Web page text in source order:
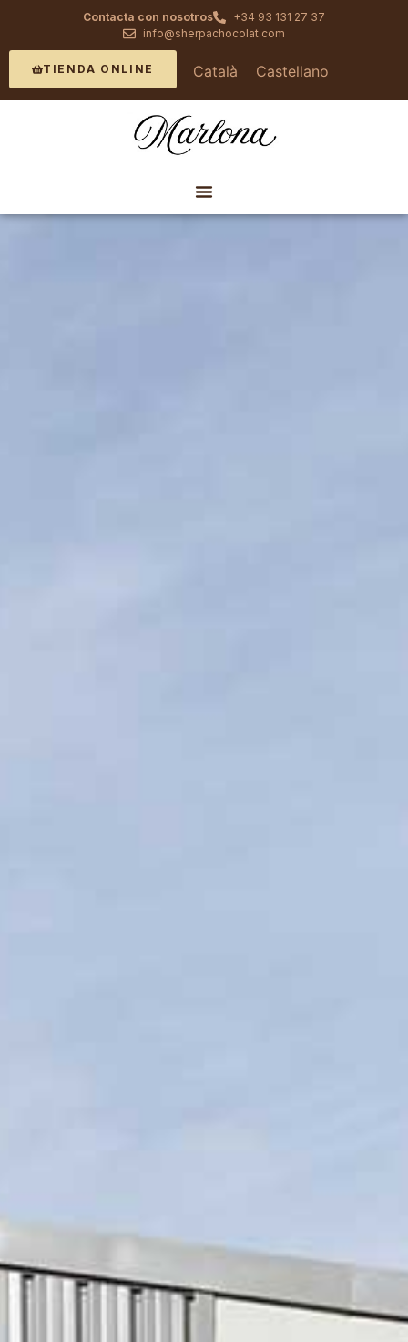
Contacta con nosotros
+34 93 131 27 37
info@sherpachocolat.com
TIENDA ONLINE Català Castellano